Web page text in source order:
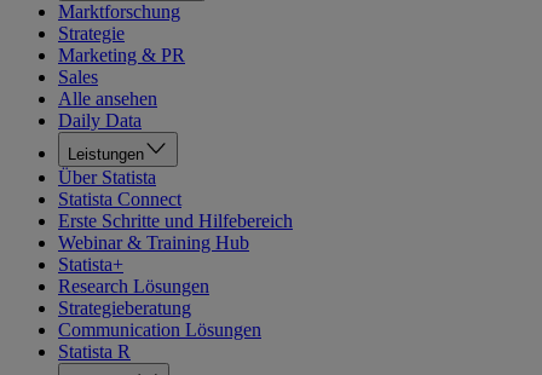
Marktforschung
Strategie
Marketing & PR
Sales
Alle ansehen
Daily Data
Leistungen
Über Statista
Statista Connect
Erste Schritte und Hilfebereich
Webinar & Training Hub
Statista+
Research Lösungen
Strategieberatung
Communication Lösungen
Statista R